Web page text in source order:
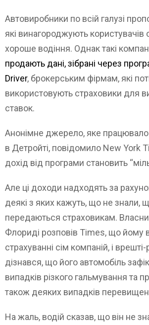
Автовиробники по всій галузі
які винагороджують користувачів
хороше водіння. Однак такі
продають дані, зібрані через
Driver, брокерським фірмам, які
використовують страховики для
ставок.
Анонімне джерело, яке працювало
в Детройті, повідомило New York
дохід від програми становить
Але ці доходи надходять за
деякі з яких кажуть, що не знали,
передаються страховикам.
Флориді розповів Times, що йому
страхуванні сім компаній, і
дізнався, що його автомобіль
випадків різкого гальмування та
також деяких випадків
На жаль, водій сказав, що він не